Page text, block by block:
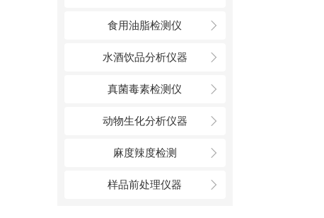
食用油脂检测仪
水酒饮品分析仪器
真菌毒素检测仪
动物生化分析仪器
麻度辣度检测
样品前处理仪器